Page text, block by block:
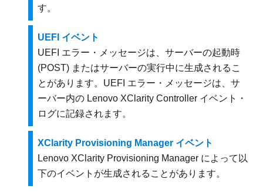
す。
UEFI イベント
UEFI エラー・メッセージは、サーバーの起動時
(POST) またはサーバーの実行中に生成されるこ
とがあります。UEFI エラー・メッセージは、サ
ーバー内の Lenovo XClarity Controller イベント・
ログに記録されます。
XClarity Provisioning Manager イベント
Lenovo XClarity Provisioning Manager によって以
下のイベントが生成されることがあります。